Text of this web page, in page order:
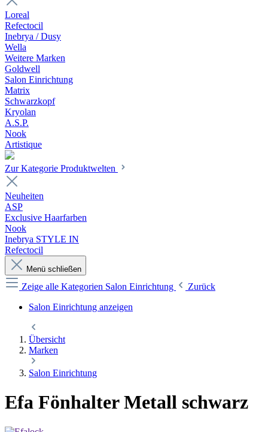
Loreal
Refectocil
Inebrya / Dusy
Wella
Weitere Marken
Goldwell
Salon Einrichtung
Matrix
Schwarzkopf
Kryolan
A.S.P.
Nook
Artistique
Zur Kategorie Produktwelten
Neuheiten
ASP
Exclusive Haarfarben
Nook
Inebrya STYLE IN
Refectocil
Menü schließen
Zeige alle Kategorien Salon Einrichtung
Zurück
Salon Einrichtung anzeigen
Übersicht
Marken
Salon Einrichtung
Efa Fönhalter Metall schwarz